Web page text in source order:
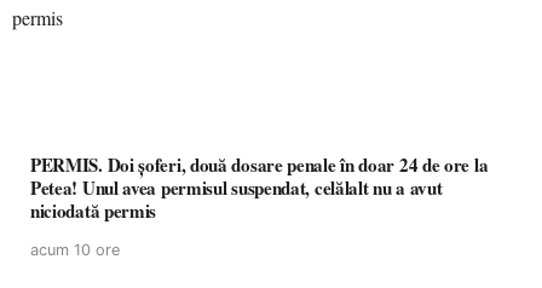
PERMIS. Doi șoferi, două dosare penale în doar 24 de ore la
Petea! Unul avea permisul suspendat, celălalt nu a avut
niciodată permis
acum 10 ore